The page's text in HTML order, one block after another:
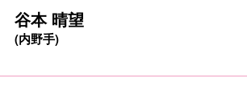
谷本 晴望
(内野手)